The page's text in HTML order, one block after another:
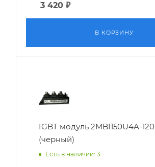
3 420 ₽
В КОРЗИНУ
IGBT модуль 2MBI150U4A-120
(черный)
Есть в наличии: 3